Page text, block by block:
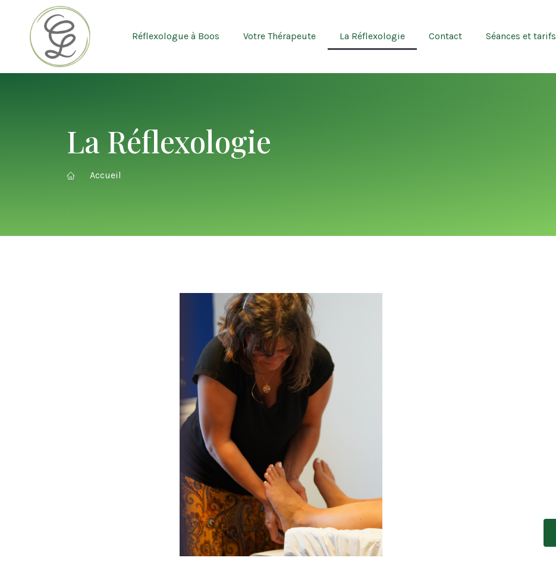
Réflexologue à Boos Votre Thérapeute La Réflexologie Contact Séances et tarifs
La Réflexologie
Accueil